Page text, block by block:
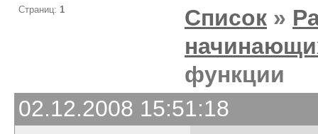
Страниц: 1 Список »
функции
02.12.2008 15:51:18